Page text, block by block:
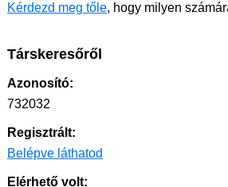
Kérdezd meg tőle, hogy milyen
Társkeresőről
Azonosító:
732032
Regisztrált:
Belépve láthatod
Elérhető volt: